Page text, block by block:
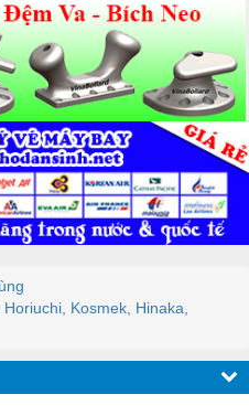
Kosmek, Hinaka,